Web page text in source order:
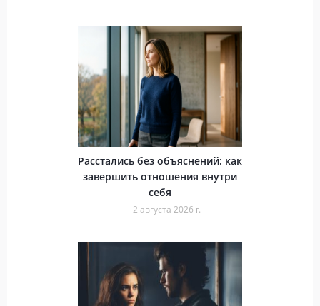
Расстались без объяснений: как
завершить отношения внутри
себя
2 августа 2026 г.